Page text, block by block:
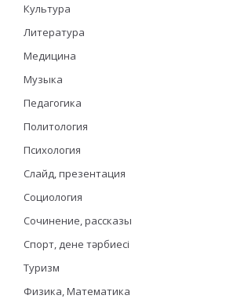
Культура
Литература
Медицина
Музыка
Педагогика
Политология
Психология
Слайд, презентация
Социология
Сочинение, рассказы
Спорт, дене тәрбиесі
Туризм
Физика, Математика